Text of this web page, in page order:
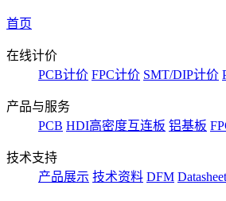
首页
在线计价
PCB计价 FPC计价 SMT/DIP计价
产品与服务
PCB HDI高密度互连板 铝基板
技术支持
产品展示 技术资料 DFM Datasheet